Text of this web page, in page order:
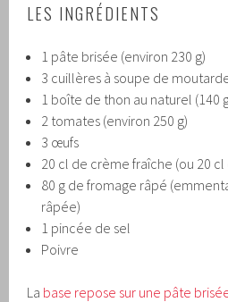
LES INGRÉDIENTS
1 pâte brisée (environ 230 g)
3 cuillères à soupe de
1 boîte de thon au naturel (140
2 tomates (environ 250 g)
3 œufs
20 cl de crème fraîche (ou 20
80 g de fromage râpé
râpée)
1 pincée de sel
Poivre
La base repose sur une pâte